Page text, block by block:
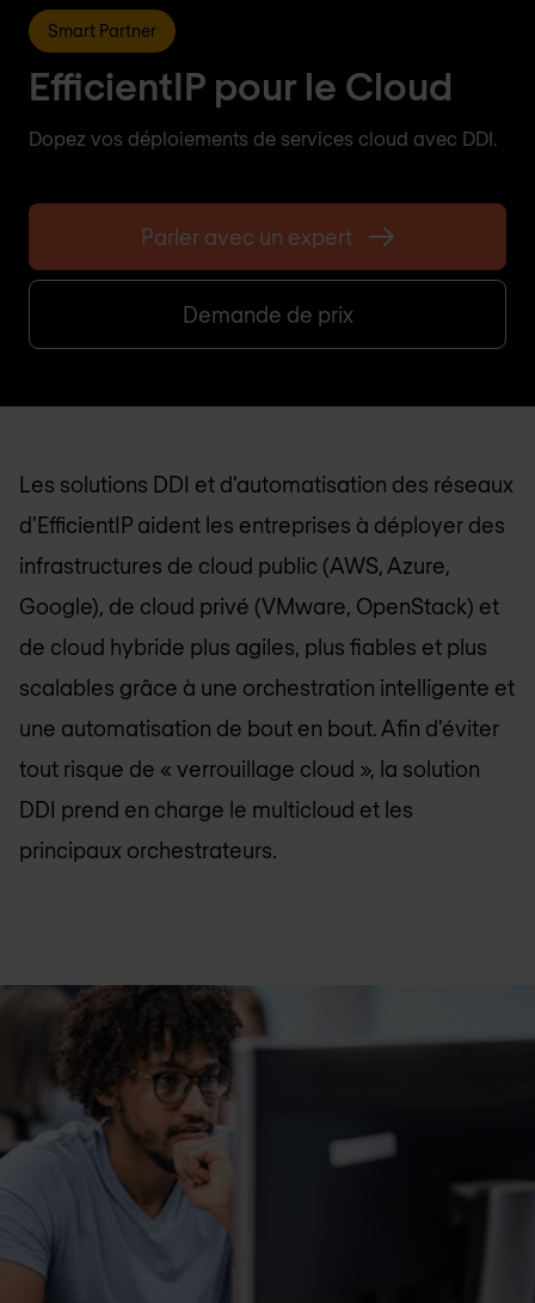
Smart Partner
EfficientIP pour le Cloud
Dopez vos déploiements de services cloud avec DDI.
Parler avec un expert
Demande de prix
Les solutions DDI et d'automatisation des réseaux
d'EfficientIP aident les entreprises à déployer des
infrastructures de cloud public (AWS, Azure,
Google), de cloud privé (VMware, OpenStack) et
de cloud hybride plus agiles, plus fiables et plus
scalables grâce à une orchestration intelligente et
une automatisation de bout en bout. Afin d'éviter
tout risque de « verrouillage cloud », la solution
DDI prend en charge le multicloud et les
principaux orchestrateurs.